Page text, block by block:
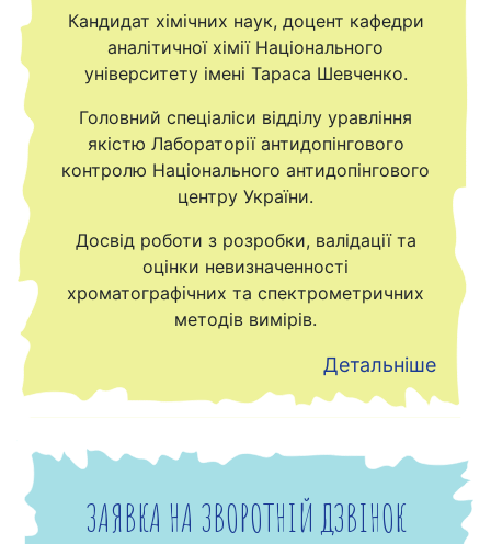
Кандидат хімічних наук, доцент кафедри
аналітичної хімії Національного
університету імені Тараса Шевченко.
Головний спеціаліси відділу уравління
якістю Лабораторії антидопінгового
контролю Національного антидопінгового
центру України.
Досвід роботи з розробки, валідації та
оцінки невизначенності
хроматографічних та спектрометричних
методів вимірів.
Детальніше
ЗАЯВКА НА ЗВОРОТНІЙ ДЗВІНОК